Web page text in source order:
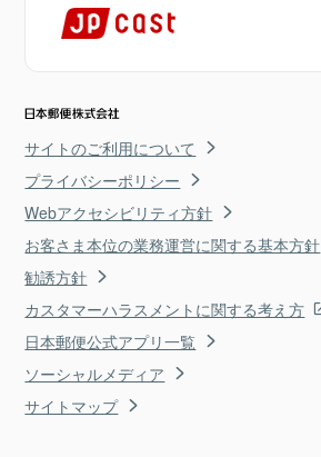
サイトのご利用について
プライバシーポリシー
Webアクセシビリティ方針
お客さま本位の業務運営に関する基本方針
勧誘方針
カスタマーハラスメントに関する考え方
日本郵便公式アプリ一覧
ソーシャルメディア
サイトマップ